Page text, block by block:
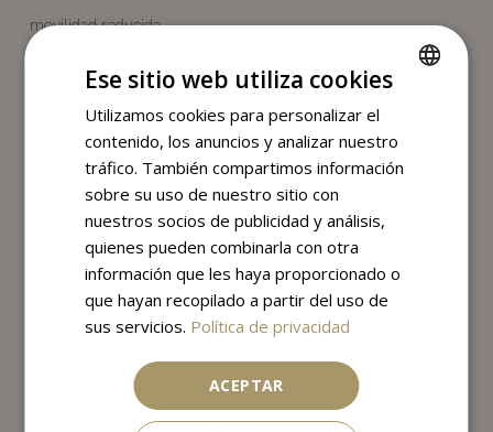
movilidad reducida.
Calle de Orfila, 6,
28010 Madrid, España
bookings@hotelorfila.com
Teléfono:+34 917 027 770
+34 626 128 414
SPANISH
ENGLISH
Ese sitio web utiliza cookies
Utilizamos cookies para personalizar el
contenido, los anuncios y analizar nuestro
tráfico. También compartimos información
sobre su uso de nuestro sitio con
nuestros socios de publicidad y análisis,
quienes pueden combinarla con otra
información que les haya proporcionado o
que hayan recopilado a partir del uso de
sus servicios. Política de privacidad
ACEPTAR